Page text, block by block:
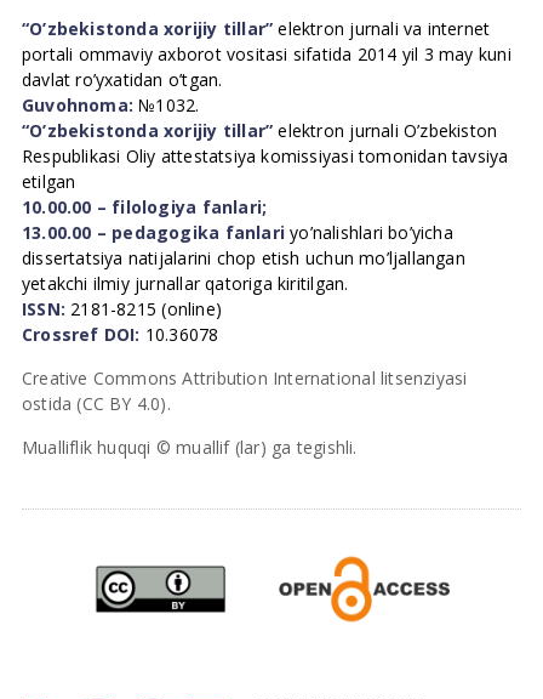
“O’zbekistonda xorijiy tillar” elektron jurnali va internet
portali ommaviy axborot vositasi sifatida 2014 yil 3 may kuni
davlat ro’yxatidan o’tgan.
Guvohnoma: №1032.
“O’zbekistonda xorijiy tillar” elektron jurnali O’zbekiston
Respublikasi Oliy attestatsiya komissiyasi tomonidan tavsiya
etilgan
10.00.00 – filologiya fanlari;
13.00.00 – pedagogika fanlari yo’nalishlari bo’yicha
dissertatsiya natijalarini chop etish uchun mo’ljallangan
yetakchi ilmiy jurnallar qatoriga kiritilgan.
ISSN: 2181-8215 (online)
Crossref DOI: 10.36078
Creative Commons Attribution International litsenziyasi
ostida (CC BY 4.0).
Mualliflik huquqi © muallif (lar) ga tegishli.